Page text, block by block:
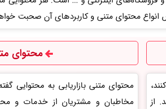
انواع محتوای متنی و کاربردهای آن صحبت
از
محتوای
محتوای متنی بازاریابی به محتوایی
مخاطبان و مشتریان از خدمات و